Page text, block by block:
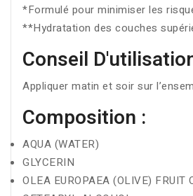
*Formulé pour minimiser les
**Hydratation des couches
Conseil
Appliquer matin et soir sur
Composition :
AQUA (WATER)
GLYCERIN
OLEA EUROPAEA (OLIVE) FRUIT